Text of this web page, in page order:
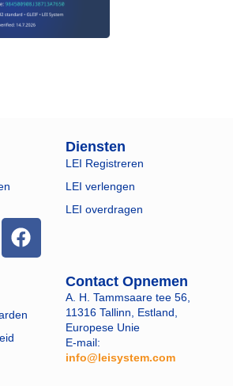
Diensten
LEI Registreren
LEI verlengen
LEI overdragen
Contact Opnemen
A. H. Tammsaare tee 56,
11316 Tallinn, Estland,
Europese Unie
E-mail:
info@leisystem.com